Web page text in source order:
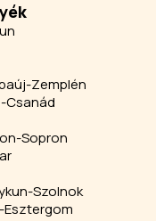
Zemplén
Csanád
Sopron
Szolnok
Esztergom